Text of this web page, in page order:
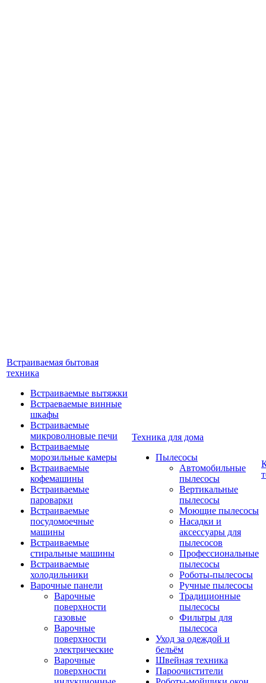
Встраиваемая бытовая
техника
Встраиваемые вытяжки
Встраеваемые винные
шкафы
Встраиваемые
микроволновые печи
Встраиваемые
морозильные камеры
Встраиваемые
кофемашины
Встраиваемые
пароварки
Встраиваемые
посудомоечные
машины
Встраиваемые
стиральные машины
Встраиваемые
холодильники
Варочные панели
Варочные
поверхности
газовые
Варочные
поверхности
электрические
Варочные
поверхности
Техника для дома
Пылесосы
Автомобильные
пылесосы
Вертикальные
пылесосы
Моющие пылесосы
Насадки и
аксессуары для
пылесосов
Профессиональные
пылесосы
Роботы-пылесосы
Ручные пылесосы
Традиционные
пылесосы
Фильтры для
пылесоса
Уход за одеждой и
бельём
Швейная техника
Пароочистители